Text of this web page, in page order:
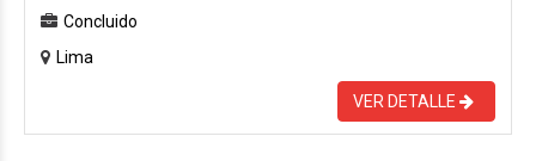
Concluido
Lima
VER DETALLE